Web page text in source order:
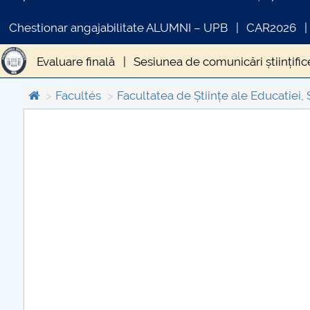
Chestionar angajabilitate ALUMNI – UPB CAR2026
Evaluare finală Sesiunea de comunicări
Program cu studenți DPPD Componența
Facultés
Facultatea de Științe ale Educatiei,